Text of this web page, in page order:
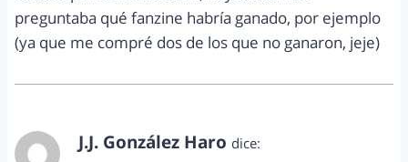
preguntaba qué fanzine habría ganado, por ejemplo
(ya que me compré dos de los que no ganaron, jeje)
J.J. González Haro dice: